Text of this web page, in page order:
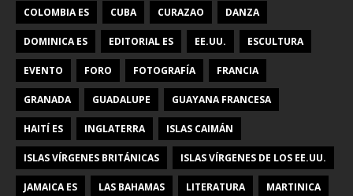
COLOMBIA ES CUBA CURAZAO DANZA
DOMINICA ES EDITORIAL ES EE.UU. ESCULTURA
EVENTO FORO FOTOGRAFÍA FRANCIA
GRANADA GUADALUPE GUAYANA FRANCESA
HAITÍ ES INGLATERRA ISLAS CAIMÁN
ISLAS VÍRGENES BRITÁNICAS ISLAS VÍRGENES DE LOS EE.UU.
JAMAICA ES LAS BAHAMAS LITERATURA MARTINICA